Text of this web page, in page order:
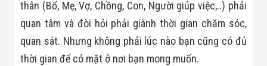
Chuyên Dụng
Đo Lực - Sức
Căng - Sức
Nén
thân (Bố, Mẹ, Vợ, Chồng, Con, Người giúp việc,..) phải
quan tâm và đòi hỏi phải giành thời gian chăm sóc,
quan sát. Nhưng không phải lúc nào bạn cũng có đủ
thời gian để có mặt ở nơi bạn mong muốn.